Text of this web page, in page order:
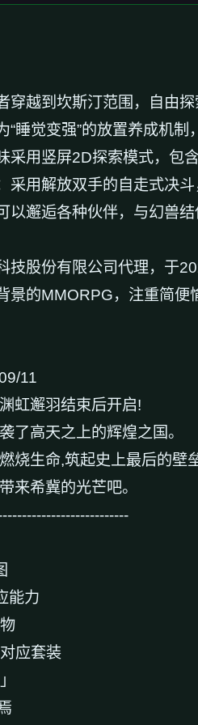
穿越到坎斯汀范围，自由探
“睡觉变强”的放置养成机制
采用竖屏2D探索模式，包
采用解放双手的自走式决
以邂逅各种伙伴，与幻兽结
技股份有限公司代理，于
景的MMORPG，注重简便
11
虹邂羽结束后开启!
了高天之上的辉煌之国。
烧生命,筑起史上最后的壁
来希冀的光芒吧。
能力
应套装